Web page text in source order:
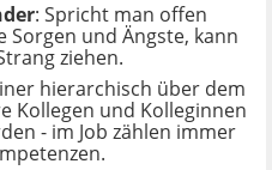
: Spricht man offen
und Ängste, kann
ziehen.
hierarchisch über dem
Kollegen und Kolleginnen
- im Job zählen immer